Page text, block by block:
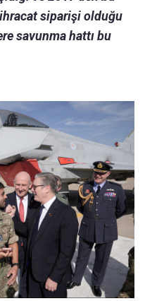
siparişi olduğu
savunma hattı bu